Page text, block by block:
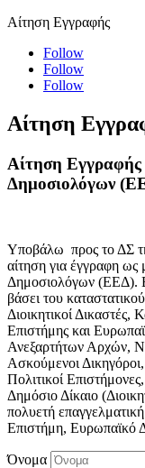
Αίτηση Εγγραφής
Follow
Follow
Follow
Αίτηση
Αίτηση
Δημοσιολόγων
Υποβάλω προς το ΔΣ
αίτηση για έγγραφη
Δημοσιολόγων (ΕΕΔ).
βάσει του
Διοικητικοί Δικαστές,
Επιστήμης και
Ανεξαρτήτων Αρχών,
Ασκούμενοι
Πολιτικοί
Δημόσιο Δίκαιο
πολυετή
Επιστήμη, Ευρωπαϊκό
Όνομα